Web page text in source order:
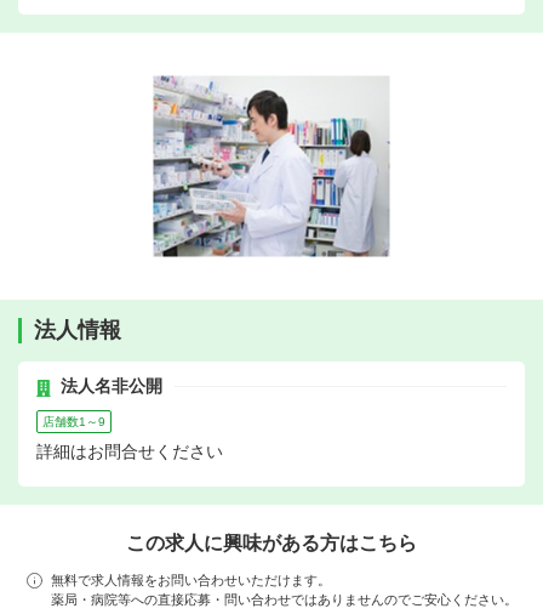
法人情報
法人名非公開
店舗数1～9
詳細はお問合せください
この求人に興味がある方はこちら
無料で求人情報をお問い合わせいただけます。
薬局・病院等への直接応募・問い合わせではありませんのでご安心ください。